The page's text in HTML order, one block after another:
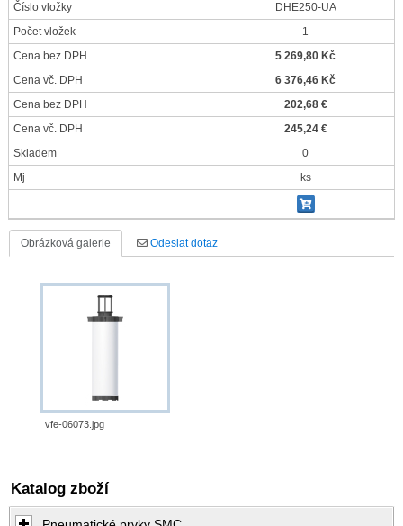
Číslo vložky
DHE250-UA
Počet vložek
1
Cena bez DPH
5 269,80 Kč
Cena vč. DPH
6 376,46 Kč
Cena bez DPH
202,68 €
Cena vč. DPH
245,24 €
Skladem
0
Mj
ks
Obrázková galerie Odeslat dotaz
vfe-06073.jpg
Katalog zboží